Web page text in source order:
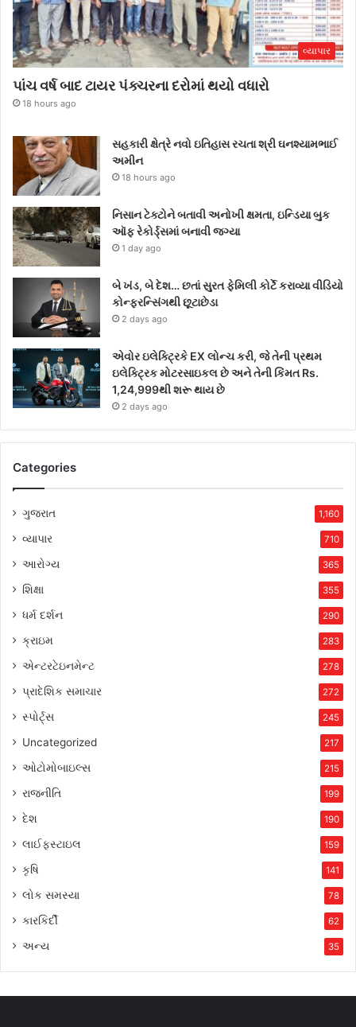
વ્યાપાર
પાંચ વર્ષ બાદ ટાયર પંક્ચરના દરોમાં થયો વધારો
18 hours ago
સહકારી ક્ષેત્રે નવો ઇતિહાસ રચતા શ્રી ઘનશ્યામભાઈ
અમીન
18 hours ago
નિસાન ટેક્ટોને બતાવી અનોખી ક્ષમતા, ઇન્ડિયા બુક
ઑફ રેકોર્ડ્સમાં બનાવી જગ્યા
1 day ago
બે ખંડ, બે દેશ… છતાં સુરત ફેમિલી કોર્ટે કરાવ્યા વીડિયો
કોન્ફરન્સિંગથી છૂટાછેડા
2 days ago
એવોર ઇલેક્ટ્રિકે EX લોન્ચ કરી, જે તેની પ્રથમ
ઇલેક્ટ્રિક મોટરસાઇકલ છે અને તેની કિંમત Rs.
1,24,999થી શરૂ થાય છે
2 days ago
Categories
ગુજરાત 1,160
વ્યાપાર 710
આરોગ્ય 365
શિક્ષા 355
ધર્મ દર્શન 290
ક્રાઇમ 283
એન્ટરટેઇનમેન્ટ 278
પ્રાદેશિક સમાચાર 272
સ્પોર્ટ્સ 245
Uncategorized 217
ઓટોમોબાઇલ્સ 215
રાજનીતિ 199
દેશ 190
લાઈફસ્ટાઇલ 159
કૃષિ 141
લોક સમસ્યા 78
કારકિર્દી 62
અન્ય 35